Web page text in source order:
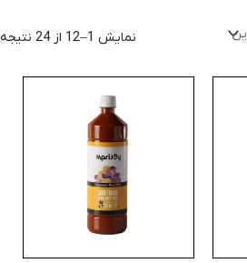
نمایش 1–12 از 24 نتیجه